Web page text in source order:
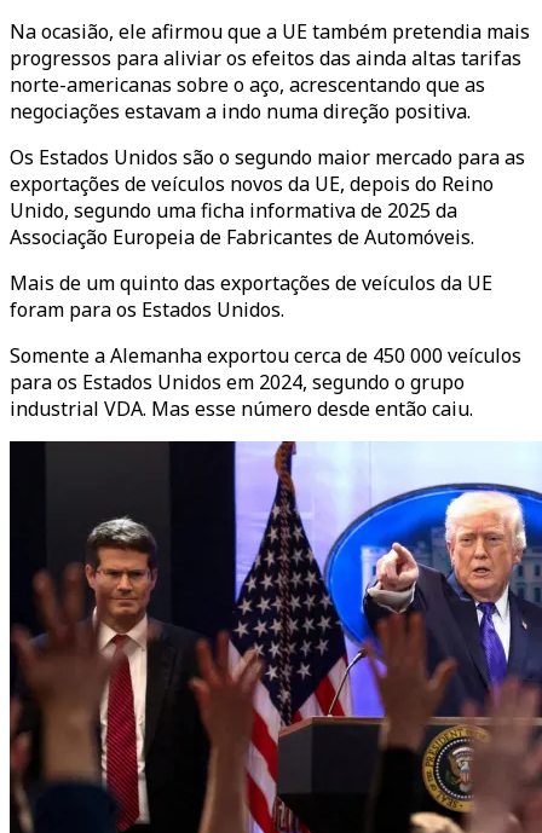
Na ocasião, ele afirmou que a UE também pretendia mais
progressos para aliviar os efeitos das ainda altas tarifas
norte-americanas sobre o aço, acrescentando que as
negociações estavam a indo numa direção positiva.
Os Estados Unidos são o segundo maior mercado para as
exportações de veículos novos da UE, depois do Reino
Unido, segundo uma ficha informativa de 2025 da
Associação Europeia de Fabricantes de Automóveis.
Mais de um quinto das exportações de veículos da UE
foram para os Estados Unidos.
Somente a Alemanha exportou cerca de 450 000 veículos
para os Estados Unidos em 2024, segundo o grupo
industrial VDA. Mas esse número desde então caiu.